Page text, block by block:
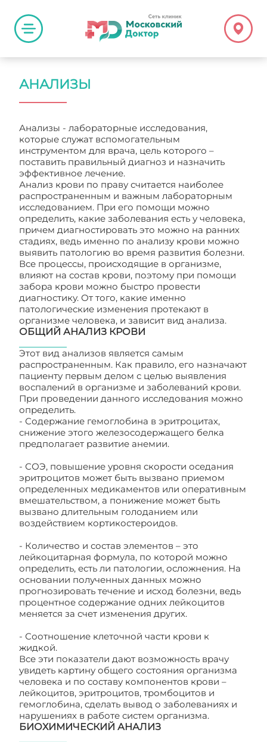
АНАЛИЗЫ
Анализы - лабораторные исследования,
которые служат вспомогательным
инструментом для врача, цель которого –
поставить правильный диагноз и назначить
эффективное лечение.
Анализ крови по праву считается наиболее
распространенным и важным лабораторным
исследованием. При его помощи можно
определить, какие заболевания есть у человека,
причем диагностировать это можно на ранних
стадиях, ведь именно по анализу крови можно
выявить патологию во время развития болезни.
Все процессы, происходящие в организме,
влияют на состав крови, поэтому при помощи
забора крови можно быстро провести
диагностику. От того, какие именно
патологические изменения протекают в
организме человека, и зависит вид анализа.
ОБЩИЙ АНАЛИЗ КРОВИ
Этот вид анализов является самым
распространенным. Как правило, его назначают
пациенту первым делом с целью выявления
воспалений в организме и заболеваний крови.
При проведении данного исследования можно
определить.
- Содержание гемоглобина в эритроцитах,
снижение этого железосодержащего белка
предполагает развитие анемии.
- СОЭ, повышение уровня скорости оседания
эритроцитов может быть вызвано приемом
определенных медикаментов или оперативным
вмешательством, а понижение может быть
вызвано длительным голоданием или
воздействием кортикостероидов.
- Количество и состав элементов – это
лейкоцитарная формула, по которой можно
определить, есть ли патологии, осложнения. На
основании полученных данных можно
прогнозировать течение и исход болезни, ведь
процентное содержание одних лейкоцитов
меняется за счет изменения других.
- Соотношение клеточной части крови к
жидкой.
Все эти показатели дают возможность врачу
увидеть картину общего состояния организма
человека и по составу компонентов крови –
лейкоцитов, эритроцитов, тромбоцитов и
гемоглобина, сделать вывод о заболеваниях и
нарушениях в работе систем организма.
БИОХИМИЧЕСКИЙ АНАЛИЗ